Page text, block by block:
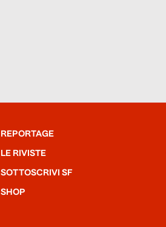
REPORTAGE
LE RIVISTE
SOTTOSCRIVI SF
SHOP